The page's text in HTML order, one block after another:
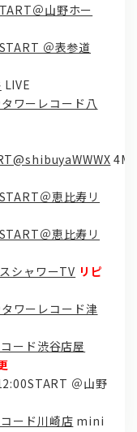
＠山野ホー
＠表参道
LIVE
ワーレコード八
＠恵比寿リ
＠恵比寿リ
シャワーTV リピ
ワーレコード津
ード渋谷店屋
＠山野
ード川崎店 mini
出演依頼
web shop